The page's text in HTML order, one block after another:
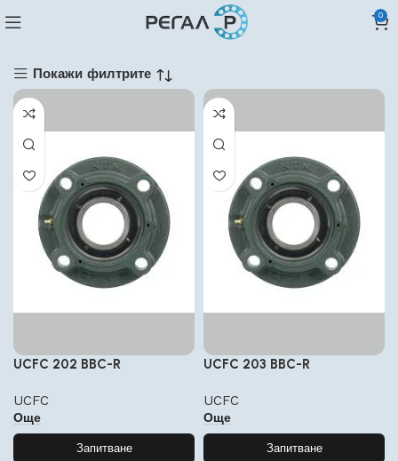
0
Покажи филтрите
UCFC 202 BBC-R
UCFC
Още
Запитване
UCFC 203 BBC-R
UCFC
Още
Запитване